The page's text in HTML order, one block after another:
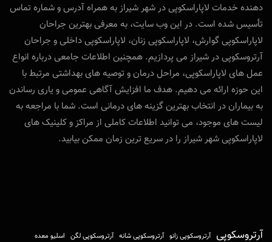
دهنده خدمات لاپاراسکوپی در شهر شیراز به همراه آدرس و شماره تماس
تأسیس شده است. در این وب‌ سایت، به معرفی بهترین جراحان
لاپاراسکوپی گوارش، لاپاراسکوپی زنان، لاپاراسکوپی داخلی و جراحان
آرتروسکوپی در شیراز می‌ پردازیم. همچنین اطلاعات جامعی درباره انواع
عمل‌ های لاپاراسکوپی، مراحل درمان و توصیه‌ های بهداشتی مرتبط با
این حوزه ارائه می‌ دهیم. هدف ما افزایش آگاهی عمومی و یاری رساندن
به بیماران در انتخاب بهترین گزینه‌ های درمانی است. شما با مراجعه به
لیست‌ های موجود، می‌ توانید اطلاعات کاملی از مراکز و کلینیک‌ های
لاپاراسکوپی شهر شیراز را در سریع‌ ترین زمان ممکن بیابید.
آرتروسکوپی آرتروسکوپی زانو آرتروسکوپی شانه آرتروسکوپی لگن اسلیو معده